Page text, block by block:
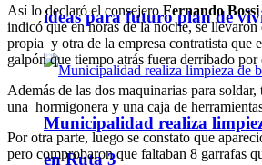
ideas para futuro plan de
Municipalidad realiza
en Ruta 3
Así lo declaró el consejero Fernando Bossi
indicó que en horas de la noche, se llevaron
propia y otra de la empresa contratista que
galpón que tiempo atrás fuera derribado
Además de las dos maquinarias para soldar,
una hormigonera y una caja de
Por otra parte, luego se constato que
pero comprobaron que faltaban 8 garrafas